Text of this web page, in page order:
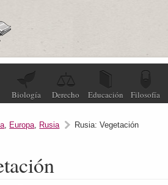
Biología Derecho Educación Filosofía
, Europa, Rusia Rusia: Vegetación